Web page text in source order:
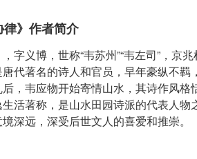
》作者简介
字义博，世称“韦苏州”“韦左司”，京
代著名的诗人和官员，早年豪纵不羁
，韦应物开始寄情山水，其诗作风格
活著称，是山水田园诗派的代表人物
深远，深受后世文人的喜爱和推崇。